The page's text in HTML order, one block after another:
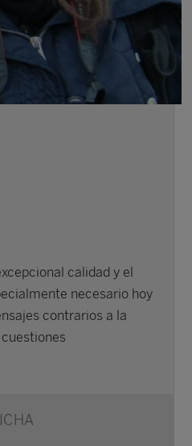
calidad y el
necesario hoy
contrarios a la